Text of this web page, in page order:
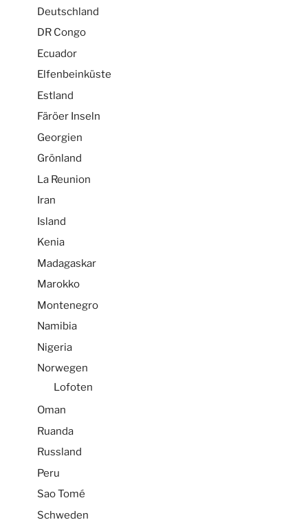
Deutschland
DR Congo
Ecuador
Elfenbeinküste
Estland
Färöer Inseln
Georgien
Grönland
La Reunion
Iran
Island
Kenia
Madagaskar
Marokko
Montenegro
Namibia
Nigeria
Norwegen
Lofoten
Oman
Ruanda
Russland
Peru
Sao Tomé
Schweden